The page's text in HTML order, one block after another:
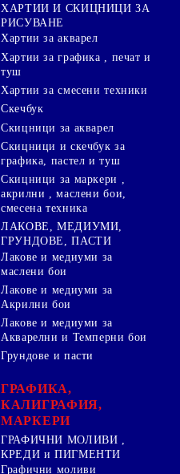
ХАРТИИ И СКИЦНИЦИ ЗА
РИСУВАНЕ
Хартии за акварел
Хартии за графика , печат и
туш
Хартии за смесени техники
Скечбук
Скицници за акварел
Скицници и скечбук за
графика, пастел и туш
Скицници за маркери ,
акрилни , маслени бои,
смесена техника
ЛАКОВЕ, МЕДИУМИ,
ГРУНДОВЕ, ПАСТИ
Лакове и медиуми за
маслени бои
Лакове и медиуми за
Акрилни бои
Лакове и медиуми за
Акварелни и Темперни бои
Грундове и пасти
ГРАФИКА,
КАЛИГРАФИЯ,
МАРКЕРИ
ГРАФИЧНИ МОЛИВИ ,
КРЕДИ и ПИГМЕНТИ
Графични моливи